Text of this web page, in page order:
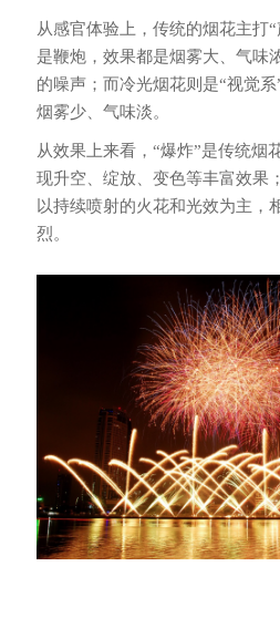
从感官体验上，传统的烟花主打
是鞭炮，效果都是烟雾大、气味
的噪声；而冷光烟花则是“视觉
烟雾少、气味淡。
从效果上来看，“爆炸”是传统烟
现升空、绽放、变色等丰富效果
以持续喷射的火花和光效为主，
烈。